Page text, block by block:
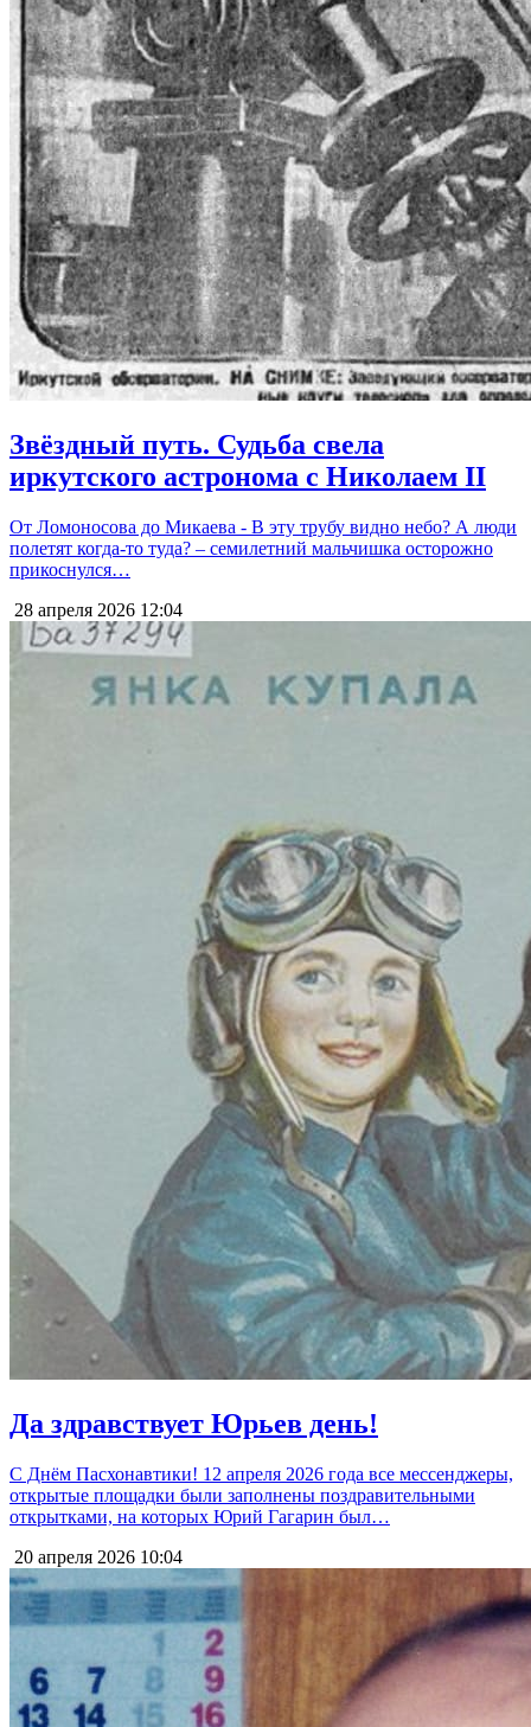
Звёздный путь. Судьба свела
иркутского астронома с Николаем II
От Ломоносова до Микаева - В эту трубу видно небо? А люди
полетят когда-то туда? – семилетний мальчишка осторожно
прикоснулся…
28 апреля 2026 12:04
Да здравствует Юрьев день!
С Днём Пасхонавтики! 12 апреля 2026 года все мессенджеры,
открытые площадки были заполнены поздравительными
открытками, на которых Юрий Гагарин был…
20 апреля 2026 10:04